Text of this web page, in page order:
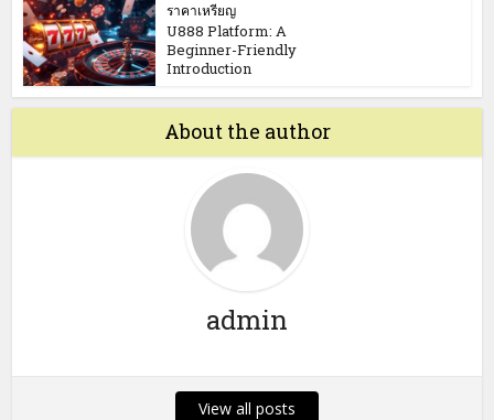
ราคาเหรียญ
U888 Platform: A
Beginner-Friendly
Introduction
About the author
admin
View all posts